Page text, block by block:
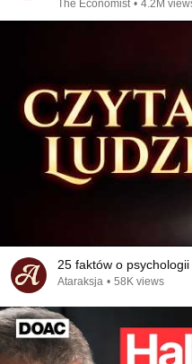
The Economist • 4.2M
25 faktów o psychologii
Ataraksja • 58K views